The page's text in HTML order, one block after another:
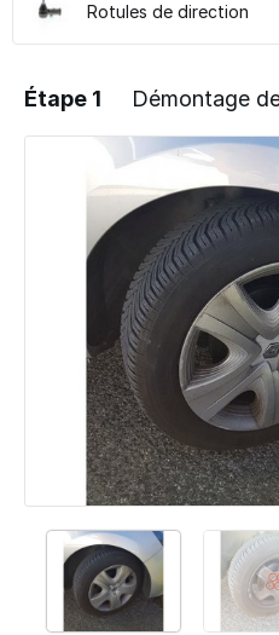
Rotules de direction
Étape 1 Démontage